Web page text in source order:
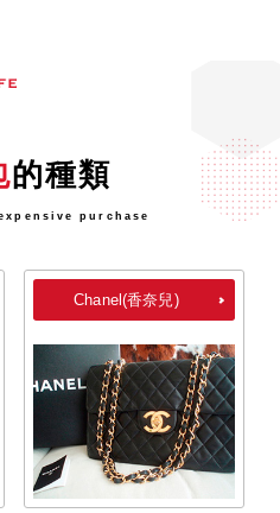
的種類
purchase
Chanel(香奈兒)